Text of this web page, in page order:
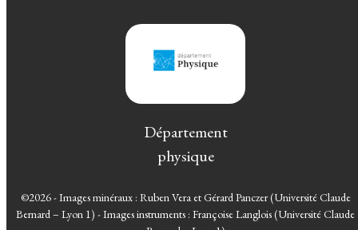
Département
physique
©2026 - Images minéraux : Ruben Vera et Gérard Panczer (Université Claude
Bernard – Lyon 1) - Images instruments : Françoise Langlois (Université Claude